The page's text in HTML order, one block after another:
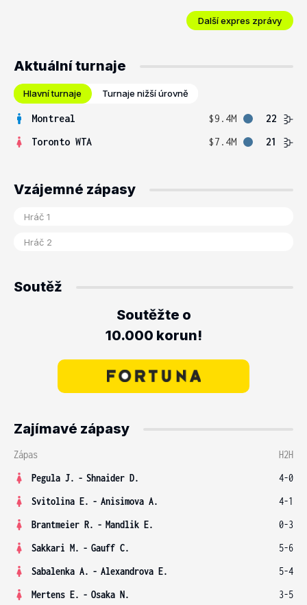
Další expres zprávy
Aktuální turnaje
Hlavní turnaje Turnaje nižší úrovně
Montreal $9.4M
22
Toronto WTA
$7.4M 21
Vzájemné zápasy
Soutěž
Soutěžte o
10.000 korun!
Zajímavé zápasy
Zápas
H2H
Pegula J. - Shnaider D.
4-0
Svitolina E. - Anisimova A.
4-1
Brantmeier R. - Mandlik E.
0-3
Sakkari M. - Gauff C.
5-6
Sabalenka A. - Alexandrova E.
5-4
Mertens E. - Osaka N. 3-5